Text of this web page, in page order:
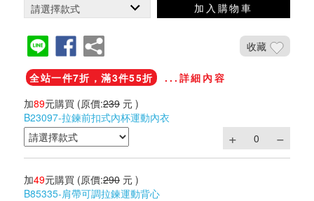
加入購物車
收藏
全站一件7折，滿3件55折
...詳細內容
加89元購買 (原價:239 元 )
B23097-拉鍊前扣式內杯運動內衣
加49元購買 (原價:290 元 )
B85335-肩帶可調拉鍊運動背心